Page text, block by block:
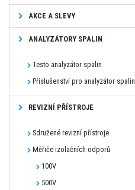
AKCE A SLEVY
ANALYZÁTORY SPALIN
Testo analyzátor spalin
Příslušenství pro analyzátor spalin
REVIZNÍ PŘÍSTROJE
Sdružené revizní přístroje
Měřiče izolačních odporů
100V
500V